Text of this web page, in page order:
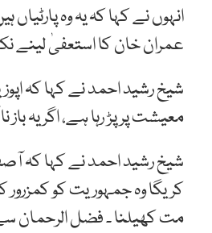
انہوں نے کہا کہ یہ وہ
عمران خان کا استعفیٰ لینے
شیخ رشید احمد نے کہا کہ
معیشت پر پڑ رہا ہے، اگر یہ
شیخ رشید احمد نے کہا کہ
کریگا وہ جمہوریت کو
مت کھیلنا ۔ فضل الرحمان